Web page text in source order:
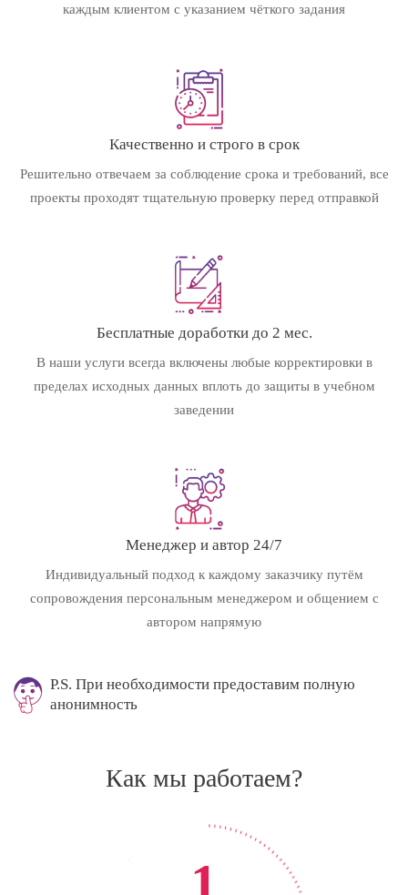
каждым клиентом с указанием чёткого задания
Качественно и строго в срок
Решительно отвечаем за соблюдение срока и требований, все
проекты проходят тщательную проверку перед отправкой
Бесплатные доработки до 2 мес.
В наши услуги всегда включены любые корректировки в
пределах исходных данных вплоть до защиты в учебном
заведении
Менеджер и автор 24/7
Индивидуальный подход к каждому заказчику путём
сопровождения персональным менеджером и общением с
автором напрямую
P.S. При необходимости предоставим полную
анонимность
Как мы работаем?
1